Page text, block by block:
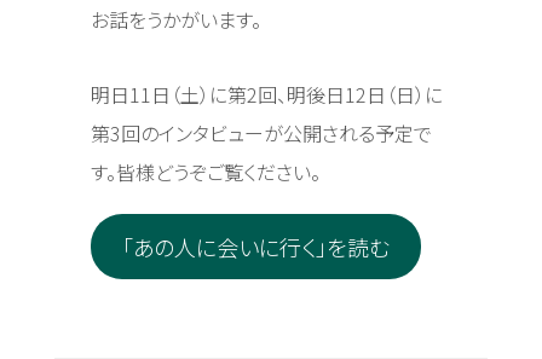
お話をうかがいます。
明日11日（土）に第2回、明後日12日（日）に
第3回のインタビューが公開される予定で
す。皆様どうぞご覧ください。
「あの人に会いに行く」を読む